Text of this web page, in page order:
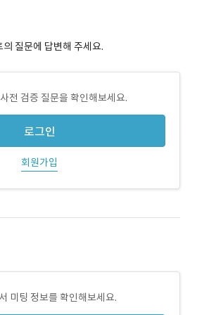
질문에 답변해 주세요.
전 검증 질문을 확인해보세요.
로그인
회원가입
미팅 정보를 확인해보세요.